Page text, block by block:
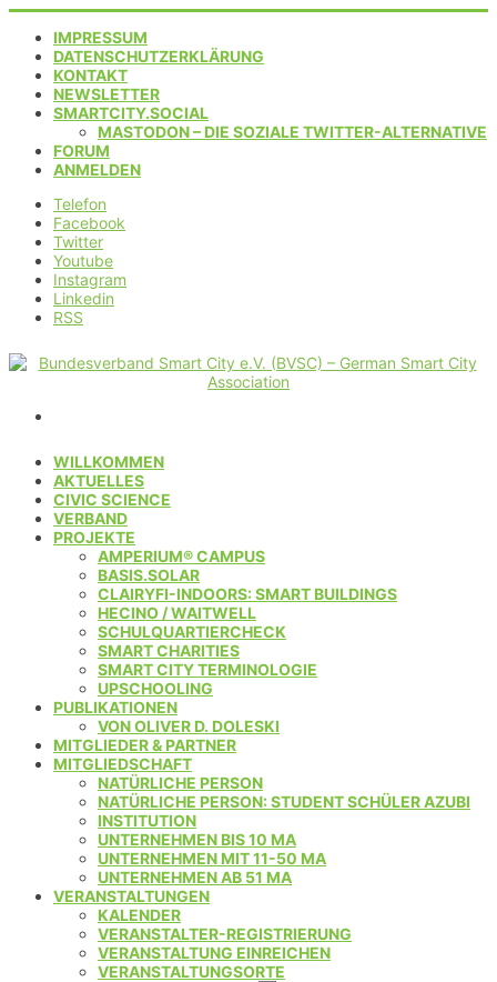
IMPRESSUM
DATENSCHUTZERKLÄRUNG
KONTAKT
NEWSLETTER
SMARTCITY.SOCIAL
MASTODON – DIE SOZIALE TWITTER-ALTERNATIVE
FORUM
ANMELDEN
Telefon
Facebook
Twitter
Youtube
Instagram
Linkedin
RSS
WILLKOMMEN
AKTUELLES
CIVIC SCIENCE
VERBAND
PROJEKTE
AMPERIUM® CAMPUS
BASIS.SOLAR
CLAIRYFI-INDOORS: SMART BUILDINGS
HECINO / WAITWELL
SCHULQUARTIERCHECK
SMART CHARITIES
SMART CITY TERMINOLOGIE
UPSCHOOLING
PUBLIKATIONEN
VON OLIVER D. DOLESKI
MITGLIEDER & PARTNER
MITGLIEDSCHAFT
NATÜRLICHE PERSON
NATÜRLICHE PERSON: STUDENT SCHÜLER AZUBI
INSTITUTION
UNTERNEHMEN BIS 10 MA
UNTERNEHMEN MIT 11-50 MA
UNTERNEHMEN AB 51 MA
VERANSTALTUNGEN
KALENDER
VERANSTALTER-REGISTRIERUNG
VERANSTALTUNG EINREICHEN
VERANSTALTUNGSORTE